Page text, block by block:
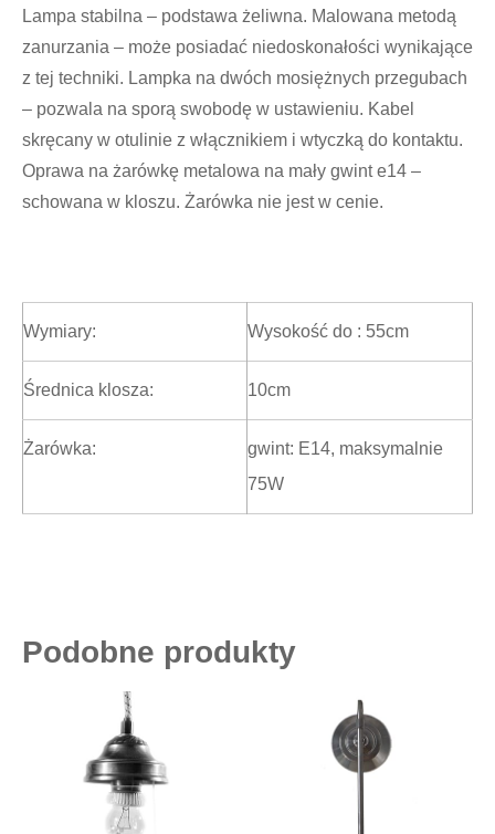
Lampa stabilna – podstawa żeliwna. Malowana metodą
zanurzania – może posiadać niedoskonałości wynikające
z tej techniki. Lampka na dwóch mosiężnych przegubach
– pozwala na sporą swobodę w ustawieniu. Kabel
skręcany w otulinie z włącznikiem i wtyczką do kontaktu.
Oprawa na żarówkę metalowa na mały gwint e14 –
schowana w kloszu. Żarówka nie jest w cenie.
Wymiary: Wysokość do : 55cm
Średnica klosza: 10cm
Żarówka:
gwint: E14, maksymalnie
75W
Podobne produkty